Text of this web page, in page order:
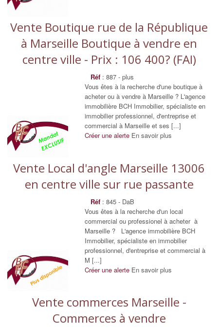
Vente Boutique rue de la République
à Marseille Boutique à vendre en
centre ville - Prix : 106 400? (FAI)
Réf : 887 - plus
Vous êtes à la recherche d'une boutique à
acheter ou à vendre à Marseille ? L'agence
immobilière BCH Immobilier, spécialiste en
immobilier professionnel, d'entreprise et
commercial à Marseille et ses [...]
Créer une alerte En savoir plus
Vente Local d'angle Marseille 13006
en centre ville sur rue passante
Réf : 845 - DaB
Vous êtes à la recherche d'un local
commercial ou professionel à acheter à
Marseille ? L'agence immobilière BCH
Immobilier, spécialiste en immobilier
professionnel, d'entreprise et commercial à
M [...]
Créer une alerte En savoir plus
Vente commerces Marseille -
Commerces à vendre